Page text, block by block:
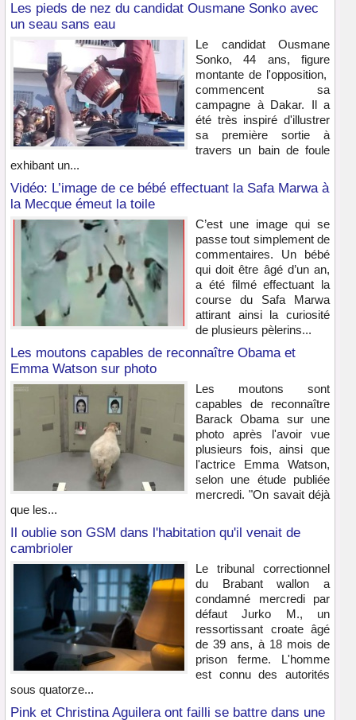
Les pieds de nez du candidat Ousmane Sonko avec
un seau sans eau
Le candidat Ousmane
Sonko, 44 ans, figure
montante de l'opposition,
commencent sa
campagne à Dakar. Il a
été très inspiré d'illustrer
sa première sortie à
travers un bain de foule
exhibant un...
Vidéo: L’image de ce bébé effectuant la Safa Marwa à
la Mecque émeut la toile
C’est une image qui se
passe tout simplement de
commentaires. Un bébé
qui doit être âgé d’un an,
a été filmé effectuant la
course du Safa Marwa
attirant ainsi la curiosité
de plusieurs pèlerins...
Les moutons capables de reconnaître Obama et
Emma Watson sur photo
Les moutons sont
capables de reconnaître
Barack Obama sur une
photo après l'avoir vue
plusieurs fois, ainsi que
l'actrice Emma Watson,
selon une étude publiée
mercredi. "On savait déjà
que les...
Il oublie son GSM dans l'habitation qu'il venait de
cambrioler
Le tribunal correctionnel
du Brabant wallon a
condamné mercredi par
défaut Jurko M., un
ressortissant croate âgé
de 39 ans, à 18 mois de
prison ferme. L'homme
est connu des autorités
sous quatorze...
Pink et Christina Aguilera ont failli se battre dans une